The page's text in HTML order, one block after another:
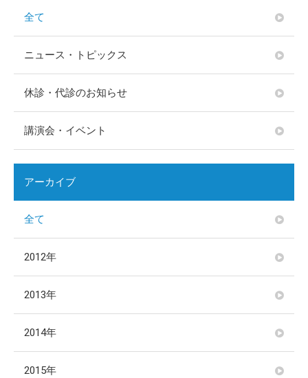
全て
ニュース・トピックス
休診・代診のお知らせ
講演会・イベント
アーカイブ
全て
2012年
2013年
2014年
2015年